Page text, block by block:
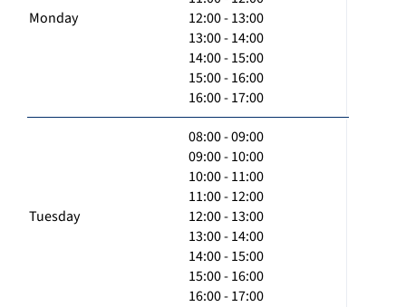
Monday
12:00 - 13:00
13:00 - 14:00
14:00 - 15:00
15:00 - 16:00
16:00 - 17:00
Tuesday
08:00 - 09:00
09:00 - 10:00
10:00 - 11:00
11:00 - 12:00
12:00 - 13:00
13:00 - 14:00
14:00 - 15:00
15:00 - 16:00
16:00 - 17:00